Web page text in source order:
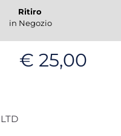
Ritiro
in Negozio
€ 25,00